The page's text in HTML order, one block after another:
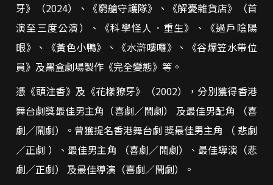
牙》（2024）、《窮艙守護隊》、《解憂雜貨店》（首
演至三度公演）、《科學怪人．重生》、《過戶陰陽
眼》、《黃色小鴨》、《水滸嘍囉》、《谷爆笠水帶位
員》及黑盒劇場製作《完全變態》等。
憑《頭注香》及《花樣獠牙》（2002），分別獲得香港
舞台劇獎最佳男主角（喜劇／鬧劇） 及最佳男配角 （喜
劇／鬧劇）。曾獲提名香港舞台劇 獎最佳男主角 （ 悲劇
／正劇 ）、最佳男主角 （喜劇／鬧劇）、最佳導演（悲
劇／正劇） 及最佳導演（喜劇／鬧劇）。